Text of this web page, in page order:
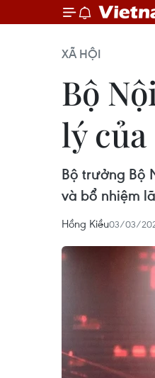
XÃ HỘI
Bộ
lý
Bộ trưởng Bộ
và bổ nhiệm
Hồng Kiều03/03/